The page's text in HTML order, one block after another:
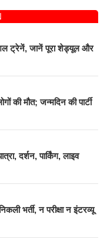
ट्रेनें, जानें पूरा शेड्यूल और
की मौत; जन्मदिन की पार्टी
दर्शन, पार्किंग, लाइव
भर्ती, न परीक्षा न इंटरव्यू